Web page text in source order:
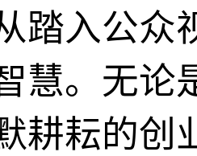
踏入公众
慧。无论
耕耘的创